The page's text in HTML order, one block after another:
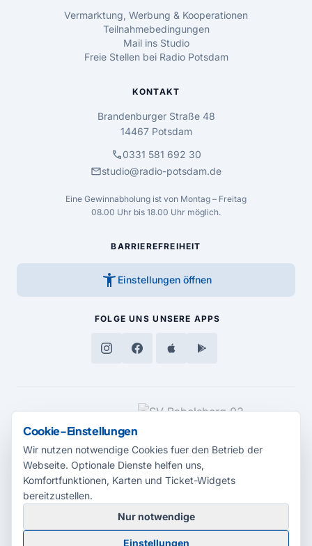
Vermarktung, Werbung & Kooperationen
Teilnahmebedingungen
Mail ins Studio
Freie Stellen bei Radio Potsdam
KONTAKT
Brandenburger Straße 48
14467 Potsdam
call0331 581 692 30
mailstudio@radio-potsdam.de
Eine Gewinnabholung ist von Montag – Freitag
08.00 Uhr bis 18.00 Uhr möglich.
BARRIEREFREIHEIT
accessibility_new Einstellungen öffnen
FOLGE UNS UNSERE APPS
MEDIENPARTNER
© 2026 Radio Potsdam. Webseite entwickelt durch dieMedienagentur
Babelsberg
Cookie-Einstellungen
Wir nutzen notwendige Cookies fuer den Betrieb der
Webseite. Optionale Dienste helfen uns,
Komfortfunktionen, Karten und Ticket-Widgets
bereitzustellen.
Nur notwendige
Einstellungen